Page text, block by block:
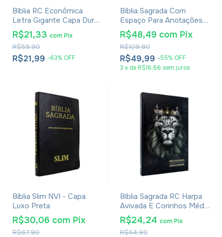
Bíblia RC Econômica
Letra Gigante Capa Dura
Com Harpa E Corinhos
Leão PB
R$21,99 -63% OFF
R$59,90
R$21,33 comPix
Bíblia Sagrada Com
Espaço Para Anotações
Harpa Avivada E Corinhos
Lion Colors
R$49,99 -55% OFF
R$109,90
R$48,49 com Pix
3 x de R$16,66 sem juros
Bíblia Slim NVI - Capa
Luxo Preta
R$67,90
R$30,06 com Pix
Bíblia Sagrada RC Harpa
Avivada E Corinhos Média
Capa Dura Leão Rei Dos
Reis
R$54,90
R$24,24 com Pix